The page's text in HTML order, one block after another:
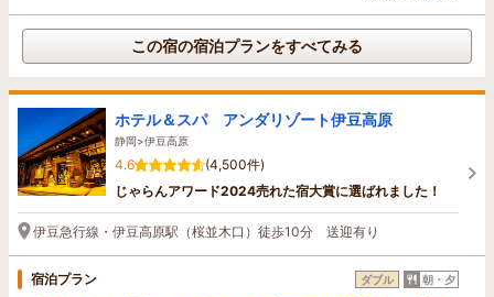
この宿の宿泊プランをすべてみる
ホテル＆スパ アンダリゾート伊豆高原
静岡>伊豆高原
4.6
(4,500件)
じゃらんアワード2024売れた宿大賞に選ばれました！
伊豆急行線・伊豆高原駅（桜並木口）徒歩10分 送迎有り
宿泊プラン ダブル 朝・夕